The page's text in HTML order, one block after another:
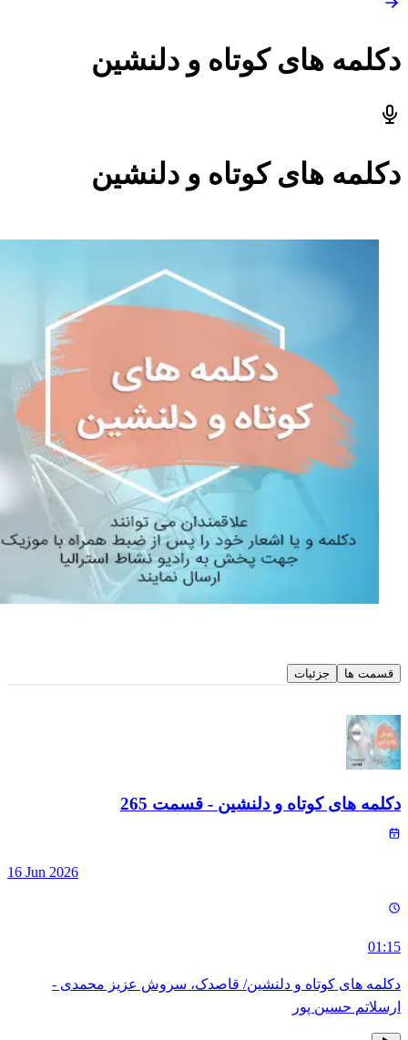
دکلمه های کوتاه و دلنشین
دکلمه های کوتاه و دلنشین
قسمت ها جزئیات
دکلمه های کوتاه و دلنشین - قسمت 265
16 Jun 2026
01:15
دکلمه های کوتاه و دلنشین/ قاصدک، سروش عزیز محمدی -
ارسلاتم حسین پور